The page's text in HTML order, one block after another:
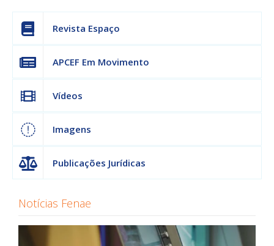
Revista Espaço
APCEF Em Movimento
Vídeos
Imagens
Publicações Jurídicas
Notícias Fenae